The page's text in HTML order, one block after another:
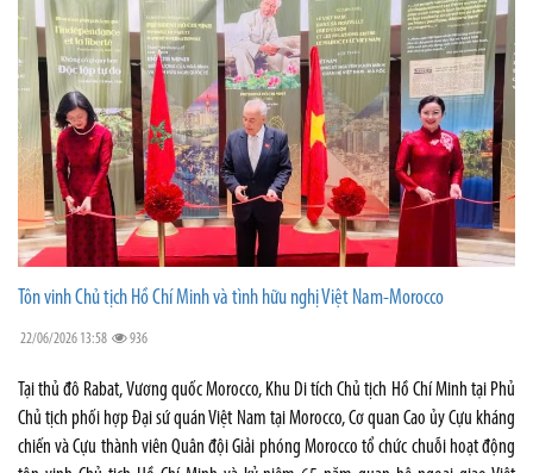
Tôn vinh Chủ tịch Hồ Chí Minh và tình hữu nghị Việt Nam-Morocco
22/06/2026 13:58 936
Tại thủ đô Rabat, Vương quốc Morocco, Khu Di tích Chủ tịch Hồ Chí Minh tại Phủ
Chủ tịch phối hợp Đại sứ quán Việt Nam tại Morocco, Cơ quan Cao ủy Cựu kháng
chiến và Cựu thành viên Quân đội Giải phóng Morocco tổ chức chuỗi hoạt động